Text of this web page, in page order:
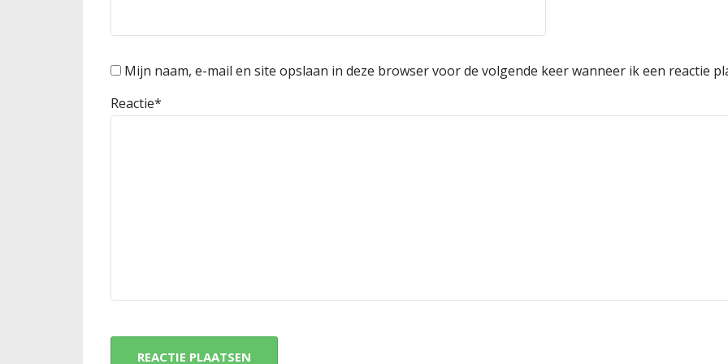
Mijn naam, e-mail en site opslaan in deze browser voor de volgende keer wanneer ik een reactie
Reactie*